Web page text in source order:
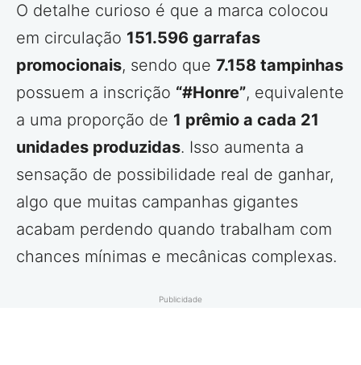
O detalhe curioso é que a marca colocou
em circulação 151.596 garrafas
promocionais, sendo que 7.158 tampinhas
possuem a inscrição “#Honre”, equivalente
a uma proporção de 1 prêmio a cada 21
unidades produzidas. Isso aumenta a
sensação de possibilidade real de ganhar,
algo que muitas campanhas gigantes
acabam perdendo quando trabalham com
chances mínimas e mecânicas complexas.
Publicidade